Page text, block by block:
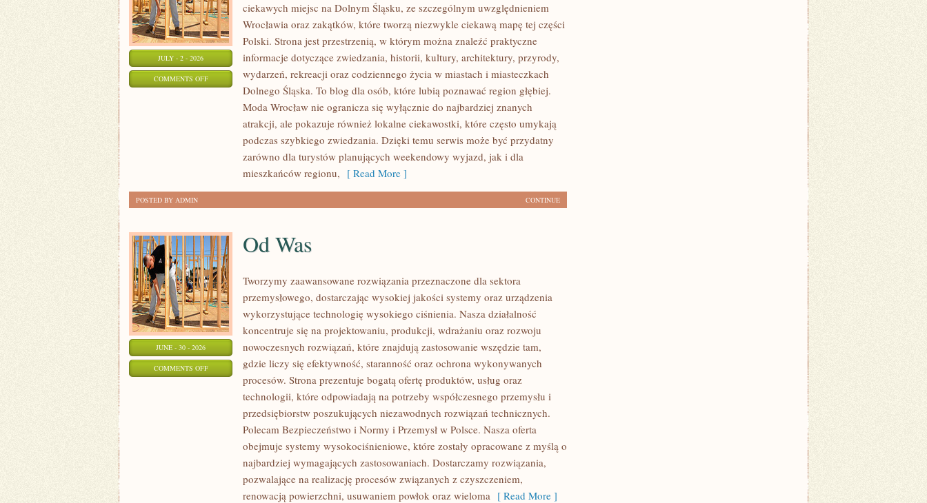
JULY - 2 - 2026
COMMENTS OFFON
ZGORZELEC
ciekawych miejsc na Dolnym Śląsku, ze szczególnym uwzględnieniem
Wrocławia oraz zakątków, które tworzą niezwykle ciekawą mapę tej części
Polski. Strona jest przestrzenią, w którym można znaleźć praktyczne
informacje dotyczące zwiedzania, historii, kultury, architektury, przyrody,
wydarzeń, rekreacji oraz codziennego życia w miastach i miasteczkach
Dolnego Śląska. To blog dla osób, które lubią poznawać region głębiej.
Moda Wrocław nie ogranicza się wyłącznie do najbardziej znanych
atrakcji, ale pokazuje również lokalne ciekawostki, które często umykają
podczas szybkiego zwiedzania. Dzięki temu serwis może być przydatny
zarówno dla turystów planujących weekendowy wyjazd, jak i dla
mieszkańców regionu, [ Read More ]
CONTINUE
POSTED BY ADMIN
JUNE - 30 - 2026
COMMENTS OFFON
Od Was
Tworzymy zaawansowane rozwiązania przeznaczone dla sektora
przemysłowego, dostarczając wysokiej jakości systemy oraz urządzenia
wykorzystujące technologię wysokiego ciśnienia. Nasza działalność
koncentruje się na projektowaniu, produkcji, wdrażaniu oraz rozwoju
nowoczesnych rozwiązań, które znajdują zastosowanie wszędzie tam,
gdzie liczy się efektywność, staranność oraz ochrona wykonywanych
procesów. Strona prezentuje bogatą ofertę produktów, usług oraz
technologii, które odpowiadają na potrzeby współczesnego przemysłu i
przedsiębiorstw poszukujących niezawodnych rozwiązań technicznych.
Polecam Bezpieczeństwo i Normy i Przemysł w Polsce. Nasza oferta
obejmuje systemy wysokociśnieniowe, które zostały opracowane z myślą o
najbardziej wymagających zastosowaniach. Dostarczamy rozwiązania,
pozwalające na realizację procesów związanych z czyszczeniem,
renowacją powierzchni, usuwaniem powłok oraz wieloma [ Read More ]